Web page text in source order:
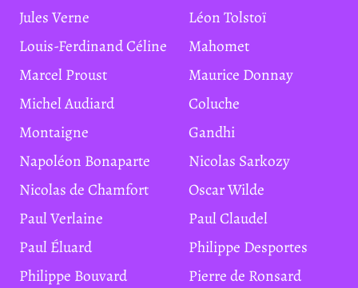
Jules Verne
Léon Tolstoï
Louis-Ferdinand Céline
Mahomet
Marcel Proust
Maurice Donnay
Michel Audiard
Coluche
Montaigne
Gandhi
Napoléon Bonaparte
Nicolas Sarkozy
Nicolas de Chamfort
Oscar Wilde
Paul Verlaine
Paul Claudel
Paul Éluard
Philippe Desportes
Philippe Bouvard
Pierre de Ronsard